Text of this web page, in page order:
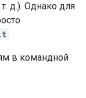
д.). Однако для
.
в командной